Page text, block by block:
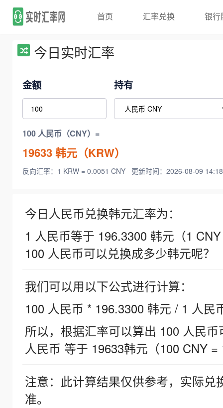
首页 汇率兑换 银行
今日实时汇率
金额 持有
100 人民币（CNY）=
19633韩元（KRW）
反向汇率：1 KRW = 0.0051 CNY 更新时间：2026-08-09
今日人民币兑换韩元汇率为：
1 人民币等于 196.3300 韩元（1
100 人民币可以兑换成多少韩元呢？
我们可以用以下公式进行计算：
100 人民币 * 196.3300 韩元 / 1 人民
所以，根据汇率可以算出 100 人民
人民币 等于 19633韩元（100 CNY =
注意：此计算结果仅供参考，实际
准。